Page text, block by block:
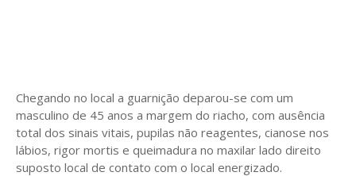
Chegando no local a guarnição deparou-se com um
masculino de 45 anos a margem do riacho, com ausência
total dos sinais vitais, pupilas não reagentes, cianose nos
lábios, rigor mortis e queimadura no maxilar lado direito
suposto local de contato com o local energizado.